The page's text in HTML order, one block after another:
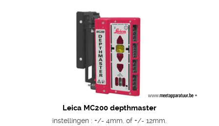
Leica MC200 depthmaster
instellingen : +/- 4mm. of +/- 12mm.